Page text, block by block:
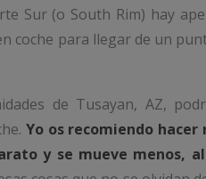
Sur (o South Rim) hay
coche para llegar de un
de Tusayan, AZ,
Yo os recomiendo
y se mueve menos,